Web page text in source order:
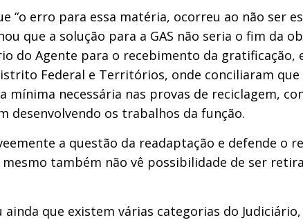
“o erro para essa matéria, ocorreu ao não ser
que a solução para a GAS não seria o fim da
do Agente para o recebimento da
Federal e Territórios, onde conciliaram
mínima necessária nas provas de reciclagem,
desenvolvendo os trabalhos da função.
a questão da readaptação e defende o
também não vê possibilidade de ser
que existem várias categorias do